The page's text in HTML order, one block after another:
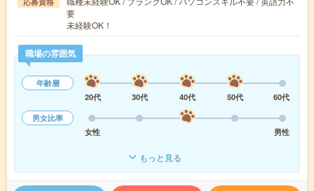
要
未経験OK！
職場の雰囲気
年齢層
20代
30代 40代 50代
60代
男女比率
女性
男性
もっと見る